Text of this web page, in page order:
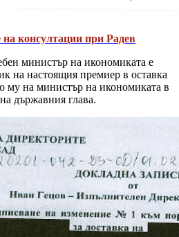
консултации при Радев
министър на икономиката е
на настоящия премиер в оставка
му на министър на икономиката в
държавния глава.